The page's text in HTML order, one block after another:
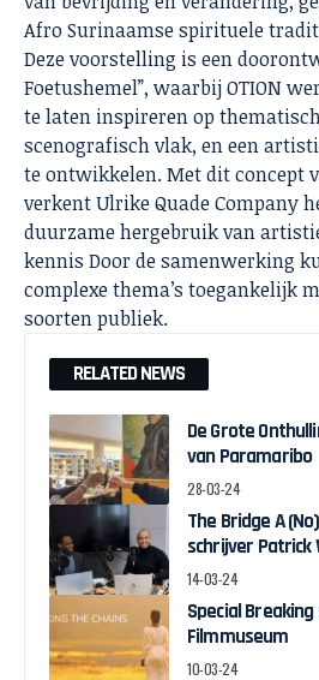
Afro Surinaamse spirituele
Deze voorstelling is een
Foetushemel”, waarbij OTION
te laten inspireren op
scenografisch vlak, en een
te ontwikkelen. Met dit concept
verkent Ulrike Quade Company
duurzame hergebruik van
kennis Door de samenwerking
complexe thema’s toegankelijk
soorten publiek.
RELATED NEWS
De Grote
van Paramaribo
28-03-24
The Bridge A
schrijver Patrick
14-03-24
Special
Filmmuseum
10-03-24